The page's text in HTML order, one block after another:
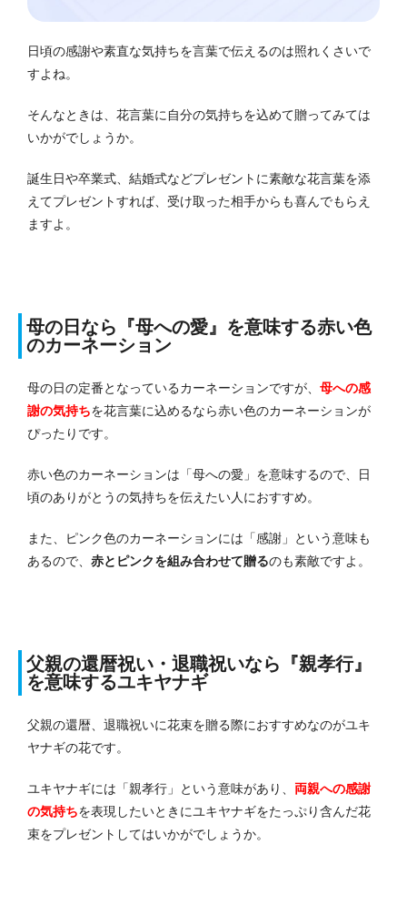
日頃の感謝や素直な気持ちを言葉で伝えるのは照れくさいで
すよね。
そんなときは、花言葉に自分の気持ちを込めて贈ってみては
いかがでしょうか。
誕生日や卒業式、結婚式などプレゼントに素敵な花言葉を添
えてプレゼントすれば、受け取った相手からも喜んでもらえ
ますよ。
母の日なら『母への愛』を意味する赤い色
のカーネーション
母の日の定番となっているカーネーションですが、 母への感
謝の気持ちを花言葉に込めるなら赤い色のカーネーションが
ぴったりです。
赤い色のカーネーションは「母への愛」を意味するので、日
頃のありがとうの気持ちを伝えたい人におすすめ。
また、ピンク色のカーネーションには「感謝」という意味も
あるので、 赤とピンクを組み合わせて贈るのも素敵ですよ。
父親の還暦祝い・退職祝いなら『親孝行』
を意味するユキヤナギ
父親の還暦、退職祝いに花束を贈る際におすすめなのがユキ
ヤナギの花です。
ユキヤナギには「親孝行」という意味があり、 両親への感謝
の気持ちを表現したいときにユキヤナギをたっぷり含んだ花
束をプレゼントしてはいかがでしょうか。